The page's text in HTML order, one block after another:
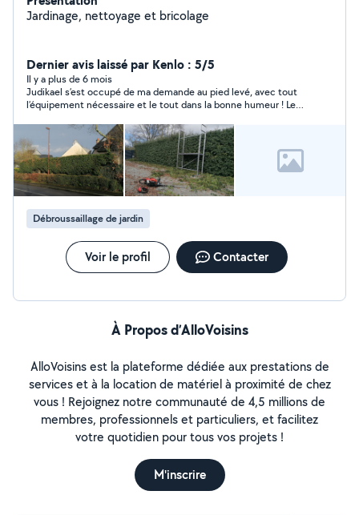
Jardinage, nettoyage et bricolage
Dernier avis laissé par Kenlo : 5/5
Il y a plus de 6 mois
Judikael s’est occupé de ma demande au pied levé, avec tout
l’équipement nécessaire et le tout dans la bonne humeur ! Le
en plus ! Je le recommande donc chaudement !
Débroussaillage de jardin
Voir le profil Contacter
À Propos d’AlloVoisins
AlloVoisins est la plateforme dédiée aux prestations de
services et à la location de matériel à proximité de chez
vous ! Rejoignez notre communauté de 4,5 millions de
membres, professionnels et particuliers, et facilitez
votre quotidien pour tous vos projets !
M'inscrire